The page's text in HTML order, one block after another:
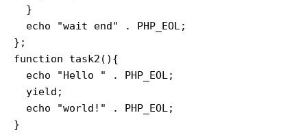
  }
  echo "wait end" . PHP_EOL;
};
function task2(){
  echo "Hello " . PHP_EOL;
  yield;
  echo "world!" . PHP_EOL;
}